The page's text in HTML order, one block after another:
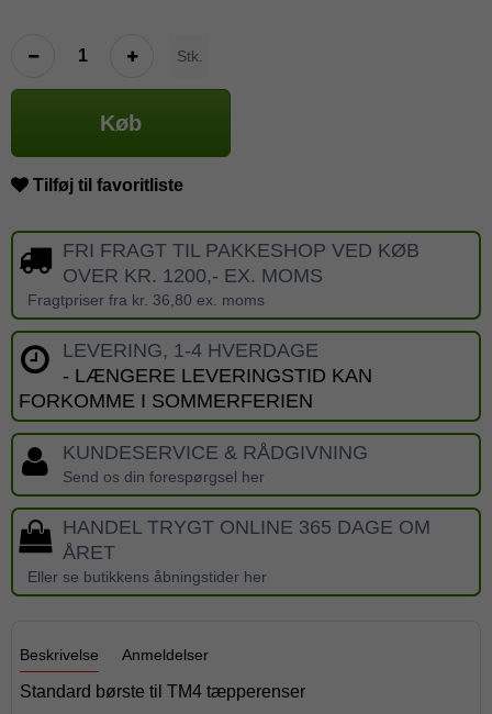
Stk.
Køb
Tilføj til favoritliste
FRI FRAGT TIL PAKKESHOP VED KØB
OVER KR. 1200,- EX. MOMS
Fragtpriser fra kr. 36,80 ex. moms
LEVERING, 1-4 HVERDAGE
- LÆNGERE LEVERINGSTID KAN
FORKOMME I SOMMERFERIEN
KUNDESERVICE & RÅDGIVNING
Send os din forespørgsel her
HANDEL TRYGT ONLINE 365 DAGE OM
ÅRET
Eller se butikkens åbningstider her
Beskrivelse Anmeldelser
Standard børste til TM4 tæpperenser